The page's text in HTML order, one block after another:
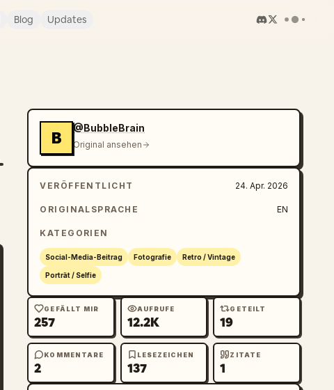
Blog Updates
B
@BubbleBrain
Original ansehen
VERÖFFENTLICHT 24. Apr. 2026
ORIGINALSPRACHE EN
KATEGORIEN
Social-Media-Beitrag Fotografie Retro / Vintage
Porträt / Selfie
GEFÄLLT MIR
257
AUFRUFE
12.2K
GETEILT
19
KOMMENTARE
2
LESEZEICHEN
137
ZITATE
1